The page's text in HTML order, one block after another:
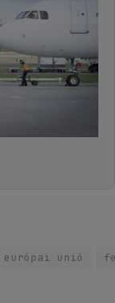
európai unió